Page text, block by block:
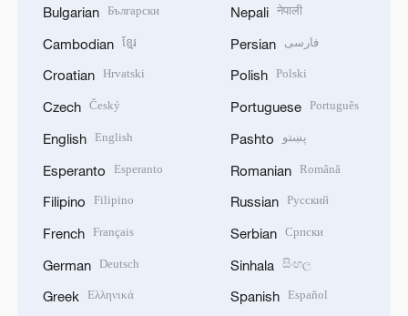
Bulgarian Български
Cambodian ខ្មែរ
Croatian Hrvatski
Czech Český
English English
Esperanto Esperanto
Filipino Filipino
French Français
German Deutsch
Greek Ελληνικά
Nepali नेपाली
Persian فارسی
Polish Polski
Portuguese Português
Pashto پښتو
Romanian Română
Russian Русский
Serbian Српски
Sinhala සිංහල
Spanish Español